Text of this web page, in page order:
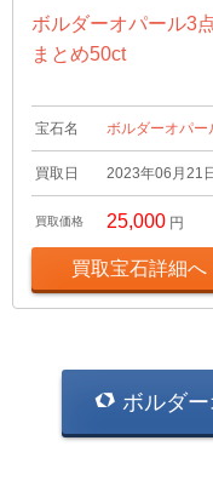
ボルダーオパール3
まとめ50ct
宝石名 ボルダーオパー
買取日 2023年06月21日
買取価格 25,000 円
買取宝石詳細へ
ボルダ